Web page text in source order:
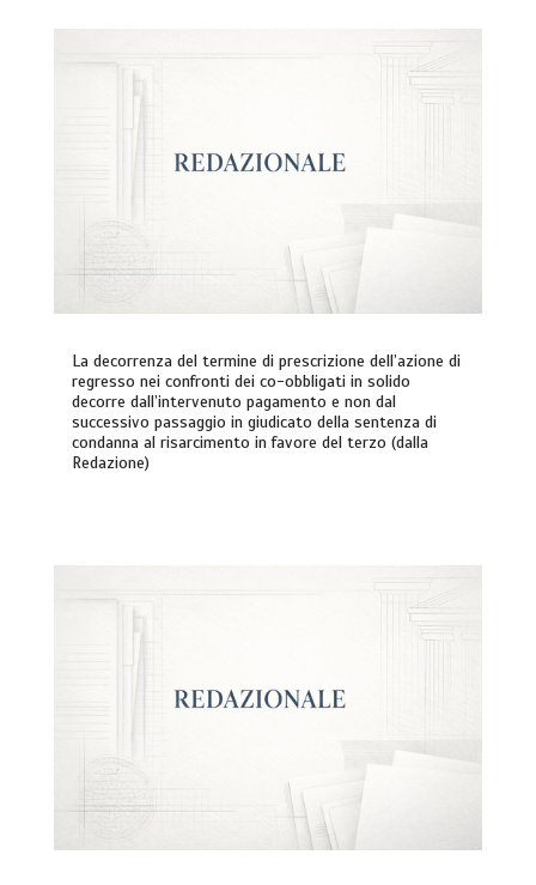
La decorrenza del termine di prescrizione dell’azione di
regresso nei confronti dei co-obbligati in solido
decorre dall’intervenuto pagamento e non dal
successivo passaggio in giudicato della sentenza di
condanna al risarcimento in favore del terzo (dalla
Redazione)